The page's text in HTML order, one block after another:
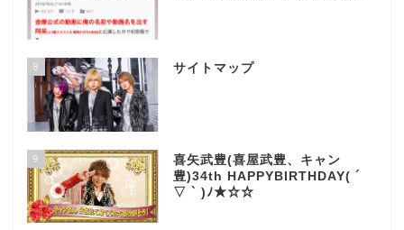
8 サイトマップ
9
喜矢武豊(喜屋武豊、キャン
豊)34th HAPPYBIRTHDAY( ´
▽ ` )ﾉ★☆☆